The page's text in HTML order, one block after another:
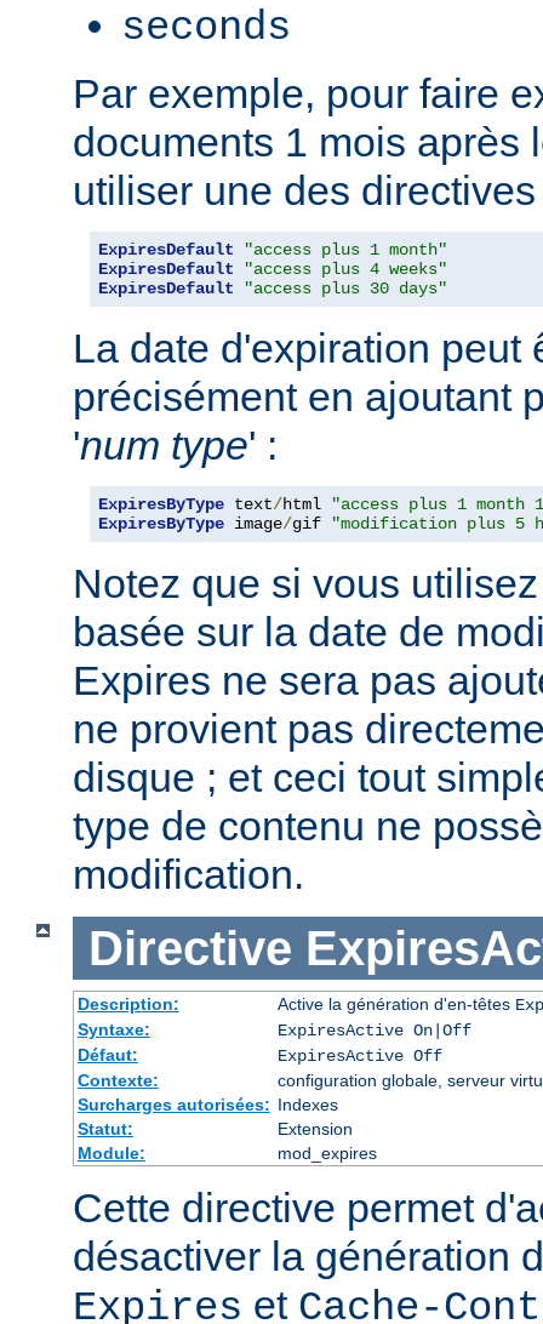
seconds
Par exemple, pour faire
documents 1 mois après
utiliser une des
ExpiresDefault
"access plus 1 month"
ExpiresDefault
"access plus 4 weeks"
ExpiresDefault
"access plus 30 days"
La date d'expiration peut
précisément en ajoutant
'num type' :
ExpiresByType text/html
"access plus 1 month
ExpiresByType image/gif "modification plus 5
Notez que si vous
basée sur la date de
Expires ne sera pas
ne provient pas
disque ; et ceci tout
type de contenu ne
modification.
Directive
Description: Active la génération d'en-têtes
Syntaxe:
ExpiresActive On|Off
Défaut:
ExpiresActive Off
Contexte:
configuration globale, serveur
Surcharges autorisées: Indexes
Statut:
Extension
Module:
mod_expires
Cette directive permet
désactiver la génération
Expires et Cache-